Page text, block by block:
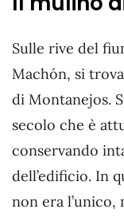
Sulle rive del
Machón, si
di Montanejos.
secolo che è
conservando
dell’edificio. In
non era l’unico,